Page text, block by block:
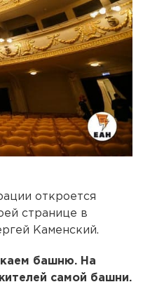
откроется
странице в
Каменский.
башню. На
самой башни.